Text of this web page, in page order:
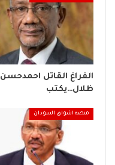
الفراغ القاتل احمدحسن
ظلال…يكتب
منصة اشواق السودان